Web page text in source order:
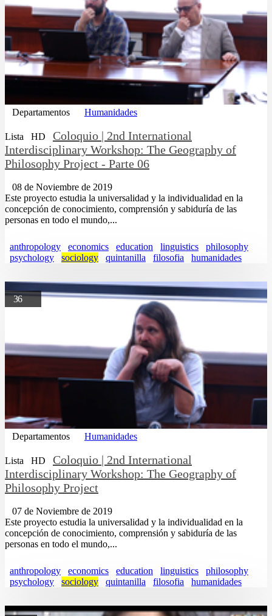
Departamentos Humanidades
Lista HD
Coloquio | 2nd International
Interdisciplinary Workshop: The Geography of
Philosophy Project - Parte 06
08 de Noviembre de 2019
Este proyecto estudia la universalidad y la individualidad en la
concepción de conocimiento, comprensión y sabiduría de las
personas en todo el mundo,...
anthropology economics education linguistics
philosophy
psychology
sociology quintanilla filosofia humanidades
36
Departamentos Humanidades
Lista HD
Coloquio | 2nd International
Interdisciplinary Workshop: The Geography of
Philosophy Project
07 de Noviembre de 2019
Este proyecto estudia la universalidad y la individualidad en la
concepción de conocimiento, comprensión y sabiduría de las
personas en todo el mundo,...
anthropology economics education linguistics
philosophy
psychology
sociology quintanilla filosofia humanidades